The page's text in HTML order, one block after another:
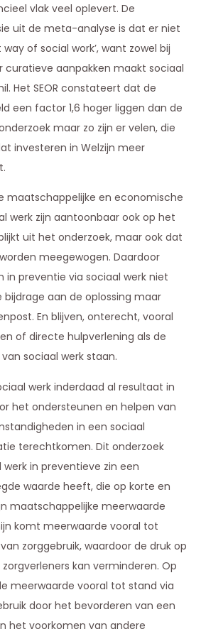
vlak veel oplevert. De
uit de meta-analyse is dat er niet
way of social work’, want zowel bij
curatieve aanpakken maakt sociaal
Het SEOR constateert dat de
een factor 1,6 hoger liggen dan de
maar zo zijn er velen, die
investeren in Welzijn meer
maatschappelijke en economische
werk zijn aantoonbaar ook op het
uit het onderzoek, maar ook dat
meegewogen. Daardoor
in preventie via sociaal werk niet
bijdrage aan de oplossing maar
En blijven, onterecht, vooral
of directe hulpverlening als de
sociaal werk staan.
werk inderdaad al resultaat in
het ondersteunen en helpen van
in een sociaal
terechtkomen. Dit onderzoek
in preventieve zin een
waarde heeft, die op korte en
maatschappelijke meerwaarde
komt meerwaarde vooral tot
zorggebruik, waardoor de druk op
kan verminderen. Op
meerwaarde vooral tot stand via
door het bevorderen van een
het voorkomen van andere